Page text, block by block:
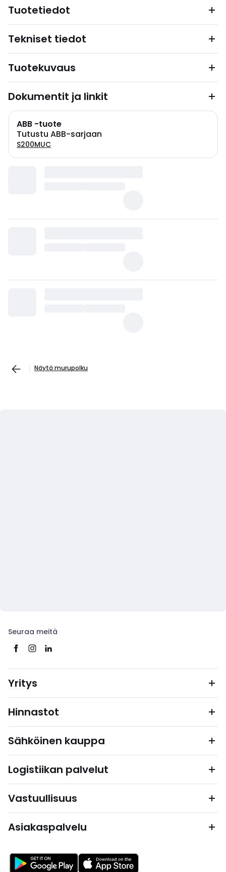
Tuotetiedot
Tekniset tiedot
Tuotekuvaus
Dokumentit ja linkit
ABB -tuote
Tutustu ABB-sarjaan
S200MUC
Näytä murupolku
Seuraa meitä
Yritys
Hinnastot
Sähköinen kauppa
Logistiikan palvelut
Vastuullisuus
Asiakaspalvelu